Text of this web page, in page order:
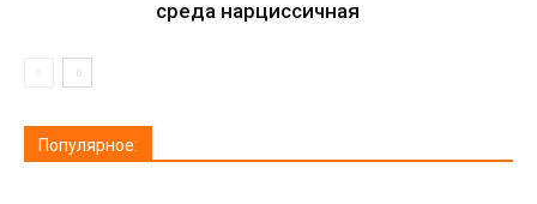
среда нарциссичная
Популярное: